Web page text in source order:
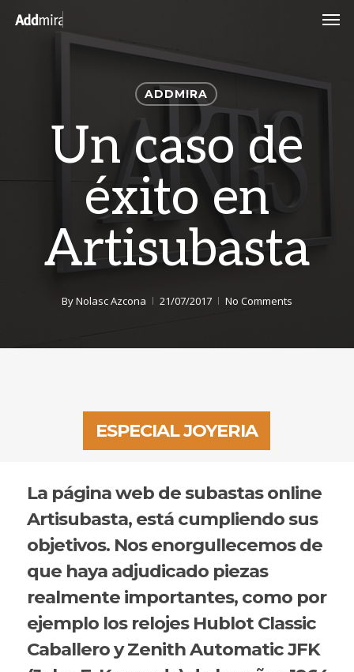
ADDMIRA
Un caso de
éxito en
Artisubasta
ByNolasc Azcona 21/07/2017 No Comments
ESPECIAL JOYERIA
La página web de subastas online
Artisubasta, está cumpliendo sus
objetivos. Nos enorgullecemos de
que haya adjudicado piezas
realmente importantes, como por
ejemplo los relojes Hublot Classic
Caballero y Zenith Automatic JFK